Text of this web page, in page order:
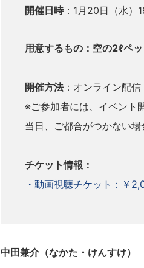
開催日時：1 月20日（水）
用意するもの：空の2ℓペ
開催方法：オンライン配
※ご参加者には、イベント
当日、ご都合がつかない場
チケット情報：
・動画視聴チケット：￥
中田兼介（なかた・けんすけ）